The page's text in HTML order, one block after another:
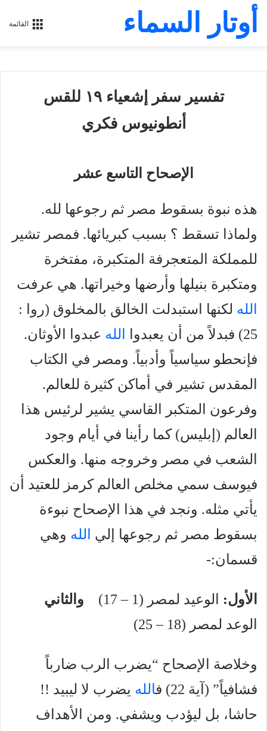
القائمة أوتار السماء
تفسير سفر إشعياء ١٩ للقس
أنطونيوس فكري
الإصحاح التاسع عشر
هذه نبوة بسقوط مصر ثم رجوعها لله.
ولماذا تسقط ؟ بسبب كبريائها. فمصر تشير
للمملكة المتعجرفة المتكبرة، مفتخرة
ومتكبرة بنيلها وأرضها وخيراتها. هي عرفت
الله لكنها استبدلت الخالق بالمخلوق (روا :
25) فبدلاً من أن يعبدوا
الله عبدوا الأوثان.
فإنحطو سياسياً وأدبياً. ومصر في الكتاب
المقدس تشير في أماكن كثيرة للعالم.
وفرعون المتكبر القاسي يشير لرئيس هذا
العالم (إبليس) كما رأينا في أيام وجود
الشعب في مصر وخروجه منها. والعكس
فيوسف سمي مخلص العالم كرمز للعتيد أن
يأتي مثله. ونجد في هذا الإصحاح نبوءة
بسقوط مصر ثم رجوعها إلي
الله وهي
قسمان:-
الأول: الوعيد لمصر (1 – 17)
والثاني
الوعد لمصر (18 – 25)
وخلاصة الإصحاح “يضرب الرب ضارباً
فشافياً” (آية 22) ف
الله يضرب لا ليبيد !!
حاشا، بل ليؤدب ويشفي. ومن الأهداف